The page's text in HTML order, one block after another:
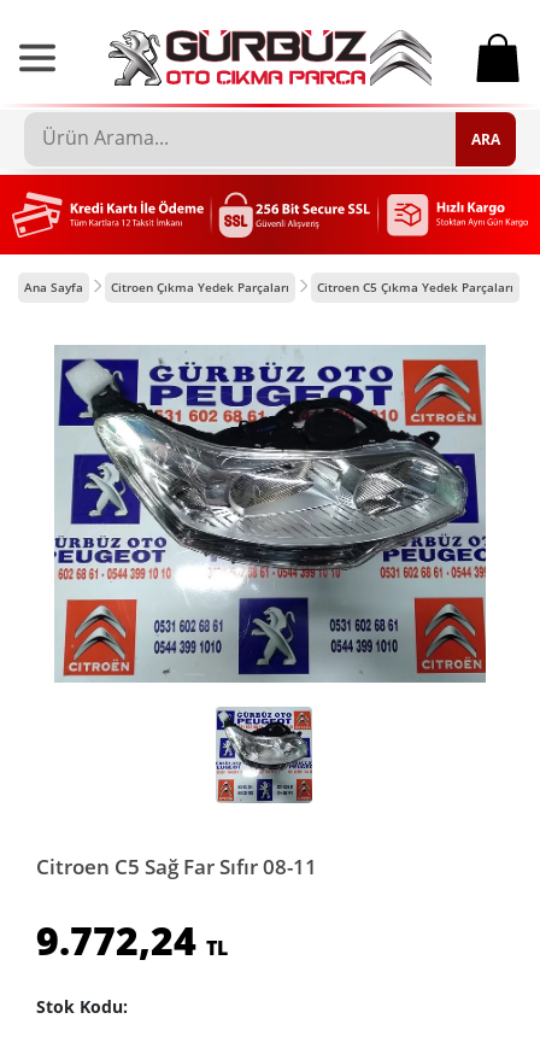
0
ARA
Ana Sayfa Citroen Çıkma Yedek Parçaları Citroen C5 Çıkma Yedek Parçaları
Citroen C5 Sağ Far Sıfır 08-11
9.772,24 TL
Stok Kodu: